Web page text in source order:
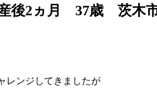
後2ヵ月 37歳 茨木
レンジしてきましたが